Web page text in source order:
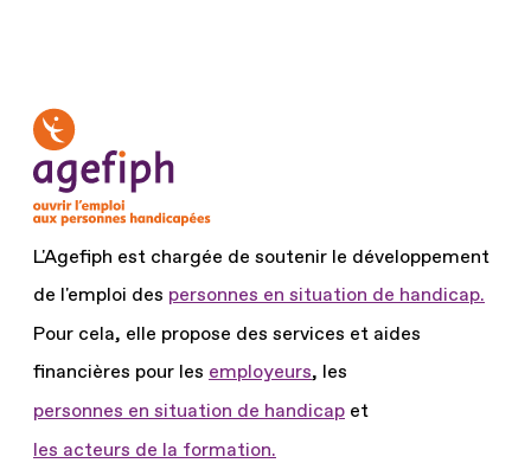
L'Agefiph est chargée de soutenir le développement
de l'emploi des personnes en situation de handicap.
Pour cela, elle propose des services et aides
financières pour les employeurs, les
personnes en situation de handicap et
les acteurs de la formation.